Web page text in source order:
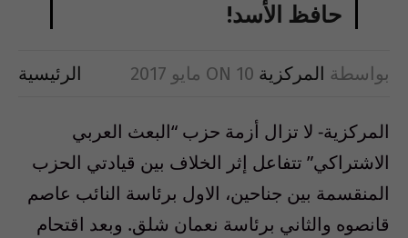
حافظ الأسد!
بواسطة المركزية ON 10 مايو 2017 الرئيسية
المركزية- لا تزال أزمة حزب “البعث العربي
الاشتراكي” تتفاعل إثر الخلاف بين قيادتي الحزب
المنقسمة بين جناحين، الاول برئاسة النائب عاصم
قانصوه والثاني برئاسة نعمان شلق. وبعد اقتحام